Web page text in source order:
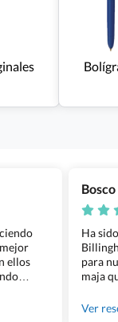
ellos
Ha
para
maja
100%
Ver